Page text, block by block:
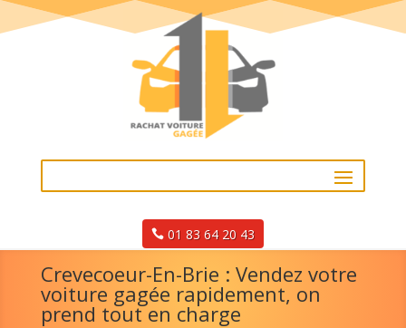
01 83 64 20 43
Crevecoeur-En-Brie : Vendez votre
voiture gagée rapidement, on
prend tout en charge